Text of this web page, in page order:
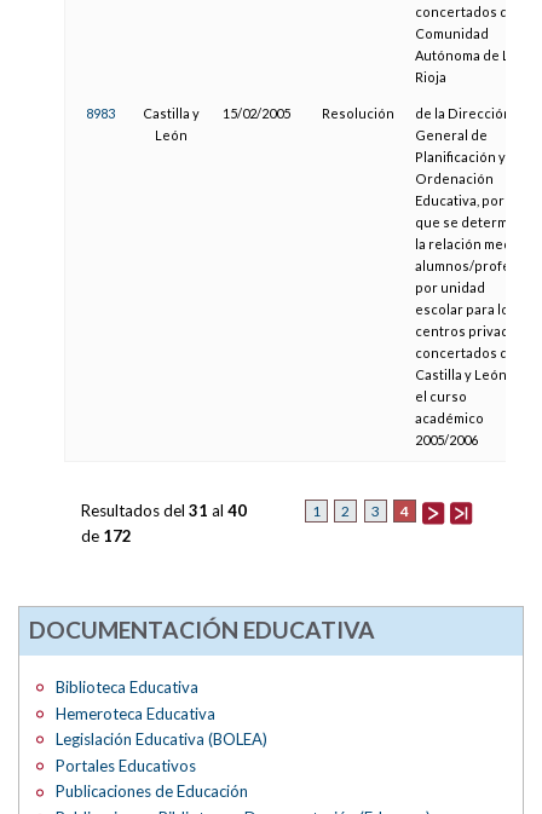
concertados de la
Comunidad
Autónoma de La
Rioja
8983
Castilla y
León
15/02/2005 Resolución
de la Dirección
General de
Planificación y
Ordenación
Educativa, por la
que se determina
la relación media
alumnos/profesor
por unidad
escolar para los
centros privados
concertados de
Castilla y León en
el curso
académico
2005/2006
1 2 3 4
Resultados del 31 al 40
de 172
DOCUMENTACIÓN EDUCATIVA
Biblioteca Educativa
Hemeroteca Educativa
Legislación Educativa (BOLEA)
Portales Educativos
Publicaciones de Educación